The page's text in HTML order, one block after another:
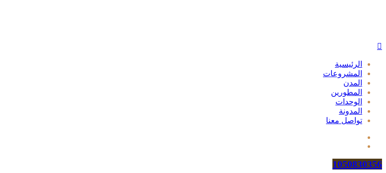
الرئيسية
المشروعات
المدن
المطورين
الوحدات
المدونة
تواصل معنا
1050830356